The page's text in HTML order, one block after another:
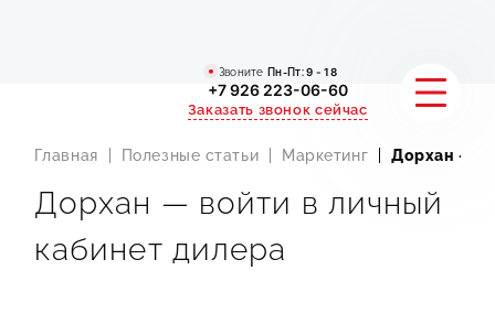
Звоните Пн-Пт:9 - 18
+7 926 223-06-60
Заказать звонок сейчас
УСЛУГИ
КАТАЛОГ
Главная Полезные статьи Маркетинг Дорхан —
Дорхан — войти в личный
кабинет дилера